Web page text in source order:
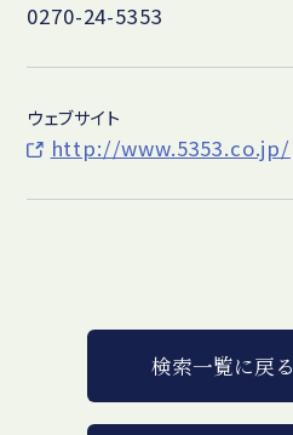
0270-24-5353
ウェブサイト
http://www.5353.co.jp/
検索一覧に戻る